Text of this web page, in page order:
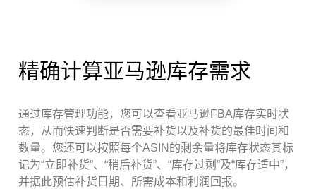
精确计算亚马逊库存需求
通过库存管理功能，您可以查看亚马逊FBA库存实时状
态，从而快速判断是否需要补货以及补货的最佳时间和
数量。您还可以按照每个ASIN的剩余量将库存状态其标
记为“立即补货”、“稍后补货”、“库存过剩”及“库存适中”，
并据此预估补货日期、所需成本和利润回报。